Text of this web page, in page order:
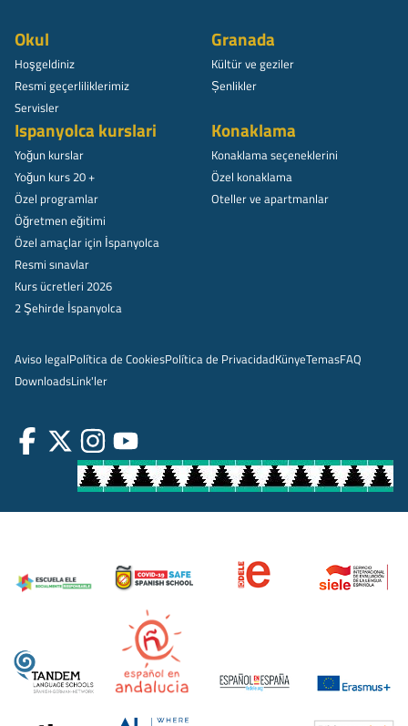
Okul
Hoşgeldiniz
Resmi geçerliliklerimiz
Servisler
Granada
Kültür ve geziler
Șenlikler
Ispanyolca kurslari
Yoğun kurslar
Yoğun kurs 20 +
Özel programlar
Öğretmen eğitimi
Özel amaçlar için İspanyolca
Resmi sınavlar
Kurs ücretleri 2026
2 Şehirde İspanyolca
Konaklama
Konaklama seçeneklerini
Özel konaklama
Oteller ve apartmanlar
Aviso legalPolítica de CookiesPolítica de PrivacidadKünyeTemasFAQ
DownloadsLink'ler